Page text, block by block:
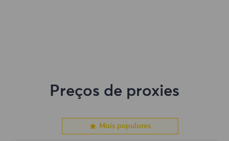
Preços de proxies
Mais populares